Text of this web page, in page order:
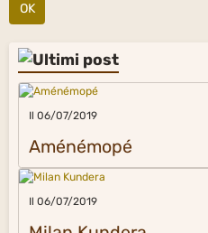
OK
Il 06/07/2019
Aménémopé
Il 06/07/2019